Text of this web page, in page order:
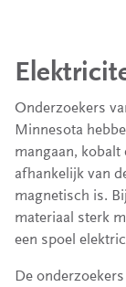
Onderzoekers
Minnesota
mangaan,
afhankelijk van
magnetisch is.
materiaal sterk
een spoel
De